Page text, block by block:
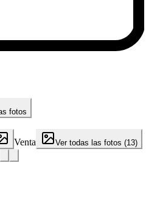
fotos
Venta
Ver todas las fotos (13)